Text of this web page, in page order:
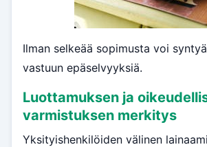
Ilman selkeää sopimusta voi
vastuun epäselvyyksiä.
Luottamuksen ja
varmistuksen merkitys
Yksityishenkilöiden välinen